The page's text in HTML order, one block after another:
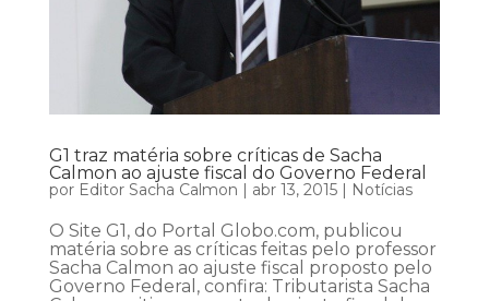
G1 traz matéria sobre críticas de Sacha
Calmon ao ajuste fiscal do Governo Federal
por Editor Sacha Calmon | abr 13, 2015| Notícias
O Site G1, do Portal Globo.com, publicou
matéria sobre as críticas feitas pelo professor
Sacha Calmon ao ajuste fiscal proposto pelo
Governo Federal, confira: Tributarista Sacha